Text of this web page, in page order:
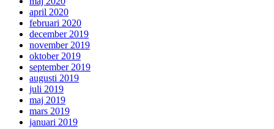
april 2020
februari 2020
december 2019
november 2019
oktober 2019
september 2019
augusti 2019
juli 2019
maj 2019
mars 2019
januari 2019